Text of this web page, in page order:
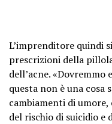
L’imprenditore quindi
prescrizioni della
dell’acne.
questa non è una cosa
cambiamenti di
del rischio di suicidio e